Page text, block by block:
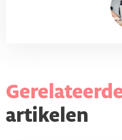
artikelen